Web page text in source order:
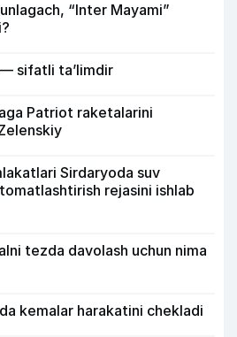
“Inter Mayami”
sifatli ta’limdir
Patriot raketalarini
Sirdaryoda suv
rejasini ishlab
tezda davolash uchun nima
kemalar harakatini chekladi